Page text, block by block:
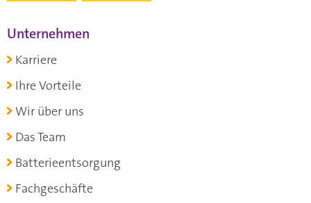
Unternehmen
Karriere
Ihre Vorteile
Wir über uns
Das Team
Batterieentsorgung
Fachgeschäfte